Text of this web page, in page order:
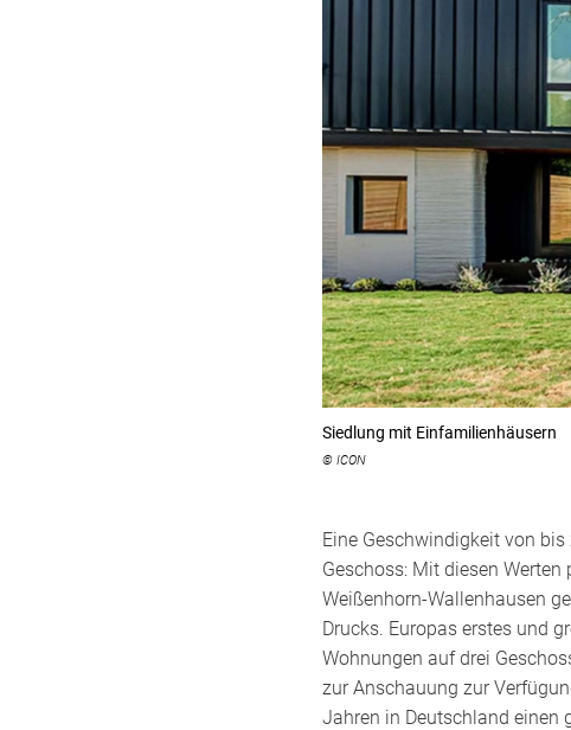
Siedlung mit Einfamilienhäusern
© ICON
Eine Geschwindigkeit von
Geschoss: Mit diesen
Weißenhorn-Wallenhausen
Drucks. Europas erstes und
Wohnungen auf drei
zur Anschauung zur
Jahren in Deutschland einen